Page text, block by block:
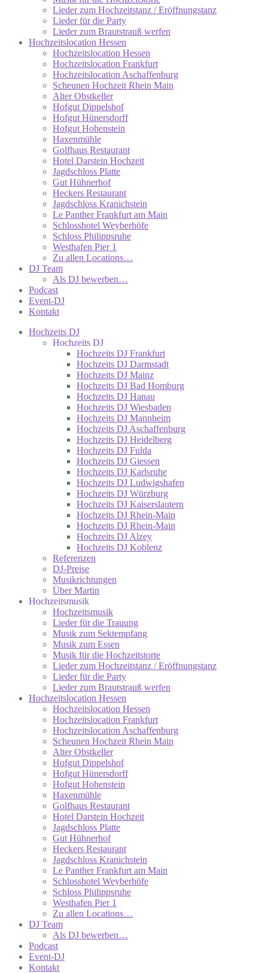
Lieder zum Hochzeitstanz / Eröffnungstanz
Lieder für die Party
Lieder zum Brautstrauß werfen
Hochzeitslocation Hessen
Hochzeitslocation Hessen
Hochzeitslocation Frankfurt
Hochzeitslocation Aschaffenburg
Scheunen Hochzeit Rhein Main
Alter Obstkeller
Hofgut Dippelshof
Hofgut Hünersdorff
Hofgut Hohenstein
Haxenmühle
Golfhaus Restaurant
Hotel Darstein Hochzeit
Jagdschloss Platte
Gut Hühnerhof
Heckers Restaurant
Jagdschloss Kranichstein
Le Panther Frankfurt am Main
Schlosshotel Weyberhöfe
Schloss Philippsruhe
Westhafen Pier 1
Zu allen Locations…
DJ Team
Als DJ bewerben…
Podcast
Event-DJ
Kontakt
Hochzeits DJ
Hochzeits DJ
Hochzeits DJ Frankfurt
Hochzeits DJ Darmstadt
Hochzeits DJ Mainz
Hochzeits DJ Bad Homburg
Hochzeits DJ Hanau
Hochzeits DJ Wiesbaden
Hochzeits DJ Mannheim
Hochzeits DJ Aschaffenburg
Hochzeits DJ Heidelberg
Hochzeits DJ Fulda
Hochzeits DJ Giessen
Hochzeits DJ Karlsruhe
Hochzeits DJ Ludwigshafen
Hochzeits DJ Würzburg
Hochzeits DJ Kaiserslautern
Hochzeits DJ Rhein-Main
Hochzeits DJ Rhein-Main
Hochzeits DJ Alzey
Hochzeits DJ Koblenz
Referenzen
DJ-Preise
Musikrichtungen
Über Martin
Hochzeitsmusik
Hochzeitsmusik
Lieder für die Trauung
Musik zum Sektempfang
Musik zum Essen
Musik für die Hochzeitstorte
Lieder zum Hochzeitstanz / Eröffnungstanz
Lieder für die Party
Lieder zum Brautstrauß werfen
Hochzeitslocation Hessen
Hochzeitslocation Hessen
Hochzeitslocation Frankfurt
Hochzeitslocation Aschaffenburg
Scheunen Hochzeit Rhein Main
Alter Obstkeller
Hofgut Dippelshof
Hofgut Hünersdorff
Hofgut Hohenstein
Haxenmühle
Golfhaus Restaurant
Hotel Darstein Hochzeit
Jagdschloss Platte
Gut Hühnerhof
Heckers Restaurant
Jagdschloss Kranichstein
Le Panther Frankfurt am Main
Schlosshotel Weyberhöfe
Schloss Philippsruhe
Westhafen Pier 1
Zu allen Locations…
DJ Team
Als DJ bewerben…
Podcast
Event-DJ
Kontakt